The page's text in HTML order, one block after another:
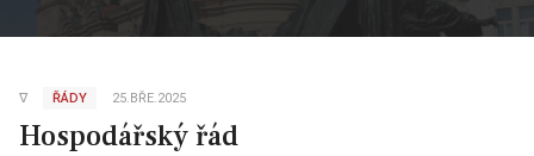
∇ ŘÁDY 25.BŘE.2025
Hospodářský řád